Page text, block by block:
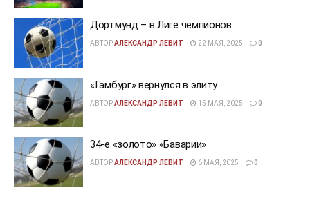
Дортмунд – в Лиге чемпионов
АВТОРАЛЕКСАНДР ЛЕВИТ 22 МАЯ, 2025 0
«Гамбург» вернулся в элиту
АВТОРАЛЕКСАНДР ЛЕВИТ 15 МАЯ, 2025 0
34-е «золото» «Баварии»
АВТОРАЛЕКСАНДР ЛЕВИТ 6 МАЯ, 2025 0